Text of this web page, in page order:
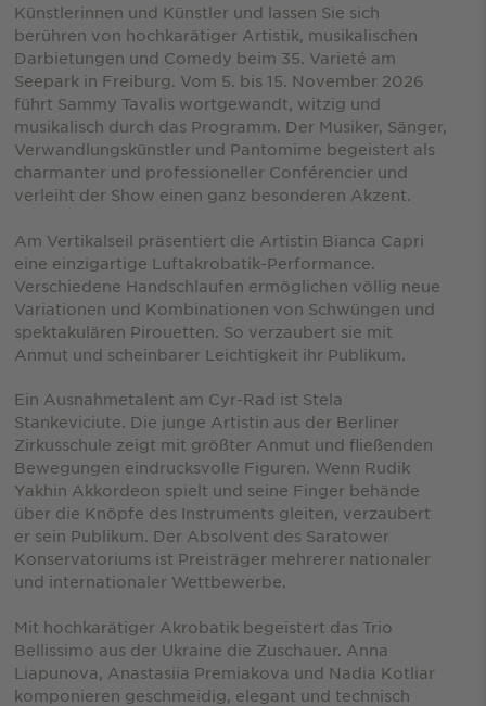
Künstlerinnen und Künstler und lassen Sie sich
berühren von hochkarätiger Artistik, musikalischen
Darbietungen und Comedy beim 35. Varieté am
Seepark in Freiburg. Vom 5. bis 15. November 2026
führt Sammy Tavalis wortgewandt, witzig und
musikalisch durch das Programm. Der Musiker, Sänger,
Verwandlungskünstler und Pantomime begeistert als
charmanter und professioneller Conférencier und
verleiht der Show einen ganz besonderen Akzent.
Am Vertikalseil präsentiert die Artistin Bianca Capri
eine einzigartige Luftakrobatik-Performance.
Verschiedene Handschlaufen ermöglichen völlig neue
Variationen und Kombinationen von Schwüngen und
spektakulären Pirouetten. So verzaubert sie mit
Anmut und scheinbarer Leichtigkeit ihr Publikum.
Ein Ausnahmetalent am Cyr-Rad ist Stela
Stankeviciute. Die junge Artistin aus der Berliner
Zirkusschule zeigt mit größter Anmut und fließenden
Bewegungen eindrucksvolle Figuren. Wenn Rudik
Yakhin Akkordeon spielt und seine Finger behände
über die Knöpfe des Instruments gleiten, verzaubert
er sein Publikum. Der Absolvent des Saratower
Konservatoriums ist Preisträger mehrerer nationaler
und internationaler Wettbewerbe.
Mit hochkarätiger Akrobatik begeistert das Trio
Bellissimo aus der Ukraine die Zuschauer. Anna
Liapunova, Anastasiia Premiakova und Nadia Kotliar
komponieren geschmeidig, elegant und technisch